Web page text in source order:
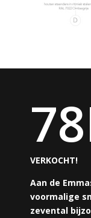
VERKOCHT!
Aan de
voormalige
zevental